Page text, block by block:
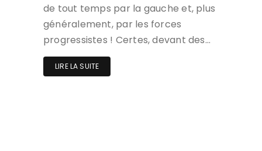
de tout temps par la gauche et, plus
généralement, par les forces
progressistes ! Certes, devant des…
LIRE LA SUITE